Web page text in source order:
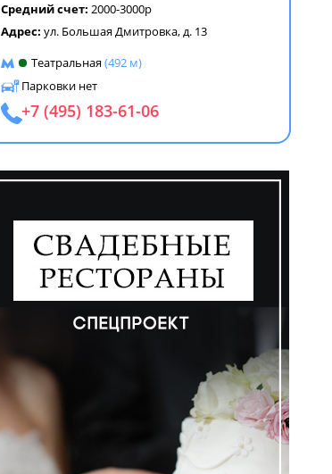
Средний счет: 2000-3000р
Адрес: ул. Большая Дмитровка, д. 13
Театральная(492 м)
Парковки нет
+7 (495) 183-61-06